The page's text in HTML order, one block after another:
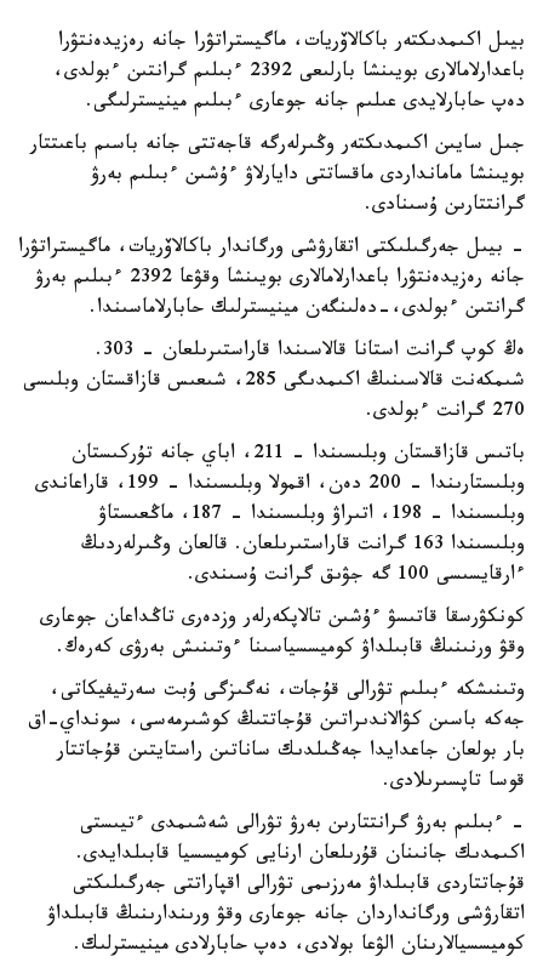
بيىل اكىمدىكتەر باكالاۆريات، ماگيستراتۋرا جانە رەزيدەنتۋرا
باعدارلامالارى بويىنشا بارلىعى 2392 ءبىلىم گرانتىن ءبولدى،
دەپ حابارلايدى عىلىم جانە جوعارى ءبىلىم مينيسترلىگى.
جىل سايىن اكىمدىكتەر وڭىرلەرگە قاجەتتى جانە باسىم باعىتتار
بويىنشا مامانداردى ماقساتتى دايارلاۋ ءۇشىن ءبىلىم بەرۋ
گرانتتارىن ۇسىنادى.
- بيىل جەرگىلىكتى اتقارۋشى ورگاندار باكالاۆريات، ماگيستراتۋرا
جانە رەزيدەنتۋرا باعدارلامالارى بويىنشا وقۋعا 2392 ءبىلىم بەرۋ
گرانتىن ءبولدى،-دەلىنگەن مينيسترلىك حابارلاماسىندا.
ەڭ كوپ گرانت استانا قالاسىندا قاراستىرىلعان - 303.
شىمكەنت قالاسىنىڭ اكىمدىگى 285، شىعىس قازاقستان وبلىسى
270 گرانت ءبولدى.
باتىس قازاقستان وبلىسىندا – 211، اباي جانە تۇركىستان
وبلىستارىندا – 200 دەن، اقمولا وبلىسىندا – 199، قاراعاندى
وبلىسىندا – 198، اتىراۋ وبلىسىندا – 187، ماڭعىستاۋ
وبلىسىندا 163 گرانت قاراستىرىلعان. قالعان وڭىرلەردىڭ
ءارقايسىسى 100 گە جۋىق گرانت ۇسىندى.
كونكۋرسقا قاتىسۋ ءۇشىن تالاپكەرلەر وزدەرى تاڭداعان جوعارى
وقۋ ورنىنىڭ قابىلداۋ كوميسسياسىنا ءوتىنىش بەرۋى كەرەك.
وتىنىشكە ءبىلىم تۋرالى قۇجات، نەگىزگى ۇبت سەرتيفيكاتى،
جەكە باسىن كۋالاندىراتىن قۇجاتتىڭ كوشىرمەسى، سونداي-اق
بار بولعان جاعدايدا جەڭىلدىك ساناتىن راستايتىن قۇجاتتار
قوسا تاپسىرىلادى.
- ءبىلىم بەرۋ گرانتتارىن بەرۋ تۋرالى شەشىمدى ءتيىستى
اكىمدىك جانىنان قۇرىلعان ارنايى كوميسسيا قابىلدايدى.
قۇجاتتاردى قابىلداۋ مەرزىمى تۋرالى اقپاراتتى جەرگىلىكتى
اتقارۋشى ورگانداردان جانە جوعارى وقۋ ورىندارىنىڭ قابىلداۋ
كوميسسيالارىنان الۋعا بولادى، دەپ حابارلادى مينيسترلىك.